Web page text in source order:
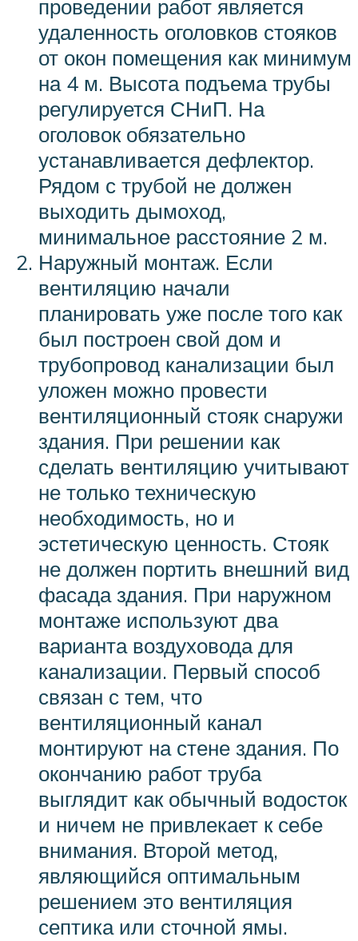
проведении работ является
удаленность оголовков стояков
от окон помещения как минимум
на 4 м. Высота подъема трубы
регулируется СНиП. На
оголовок обязательно
устанавливается дефлектор.
Рядом с трубой не должен
выходить дымоход,
минимальное расстояние 2 м.
Наружный монтаж. Если
вентиляцию начали
планировать уже после того как
был построен свой дом и
трубопровод канализации был
уложен можно провести
вентиляционный стояк снаружи
здания. При решении как
сделать вентиляцию учитывают
не только техническую
необходимость, но и
эстетическую ценность. Стояк
не должен портить внешний вид
фасада здания. При наружном
монтаже используют два
варианта воздуховода для
канализации. Первый способ
связан с тем, что
вентиляционный канал
монтируют на стене здания. По
окончанию работ труба
выглядит как обычный водосток
и ничем не привлекает к себе
внимания. Второй метод,
являющийся оптимальным
решением это вентиляция
септика или сточной ямы.